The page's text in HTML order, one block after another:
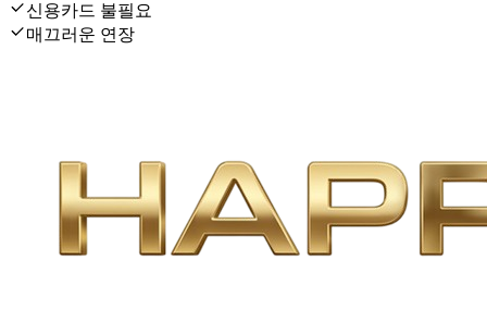
신용카드 불필요
매끄러운 연장